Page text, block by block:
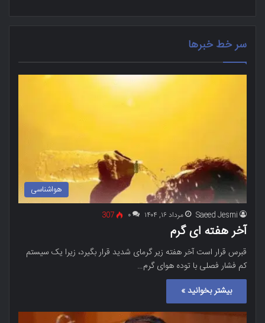
سر خط خبرها
هواشناسی
Saeed Jesmi مرداد ۱۶, ۱۴۰۴ ۰ 307
آخر هفته ای گرم
قبرس قرار است آخر هفته زیر گرمای شدید قرار بگیرد، زیرا یک سیستم
کم فشار فصلی با توده هوای گرم…
بیشتر بخوانید »